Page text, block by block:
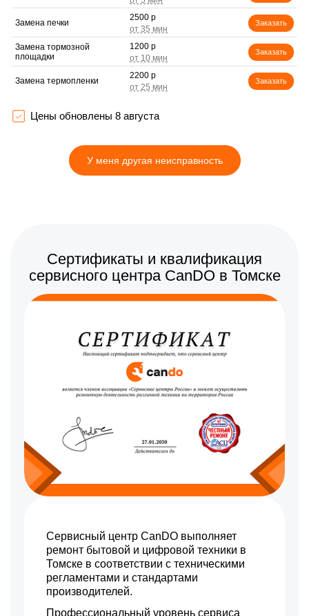
Замена печки
2500 р
Заказать
Замена тормозной
площадки
1200 р
Заказать
Замена термопленки
2200 р
Заказать
Чистка блока проявки
Цены обновлены 8 августа
У меня другая неисправность
Сертификаты и квалификация
сервисного центра CanDO в Томске
Сервисный центр CanDO выполняет
ремонт бытовой и цифровой техники в
Томске в соответствии с техническими
регламентами и стандартами
производителей.
Профессиональный уровень сервиса